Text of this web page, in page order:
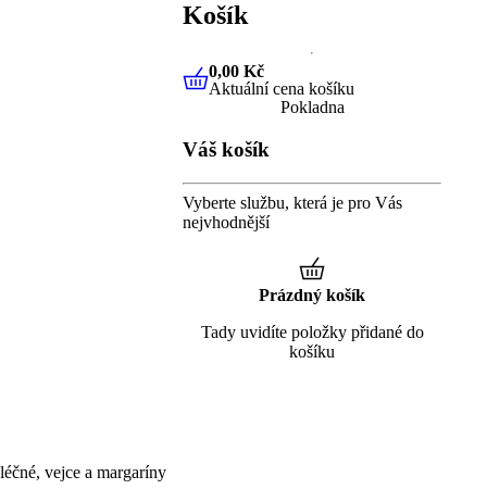
vejce a margaríny
Košík
0,00 KčAktuální cena košíku
0,00 Kč
Aktuální cena košíku
Pokladna
Váš košík
Vyberte službu, která je pro Vás
nejvhodnější
Prázdný košík
Tady uvidíte položky přidané do
košíku